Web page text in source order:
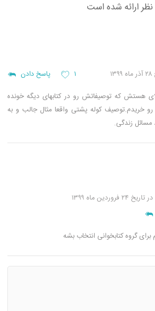
۱ پاسخ دادن
هستش که توصیفاتش رو در کتابهای دیگه خونده
خریدم.توصیف کوله پشتی واقعا مثال جالب و به
زندگی.
فروردین ماه ۱۳۹۹
گروه کتابخوانی انتخاب بشه